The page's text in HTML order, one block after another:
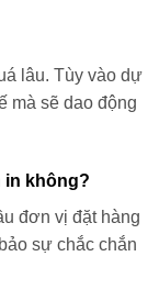
lâu. Tùy vào dự
mà sẽ dao động
in không?
đơn vị đặt hàng
sự chắc chắn